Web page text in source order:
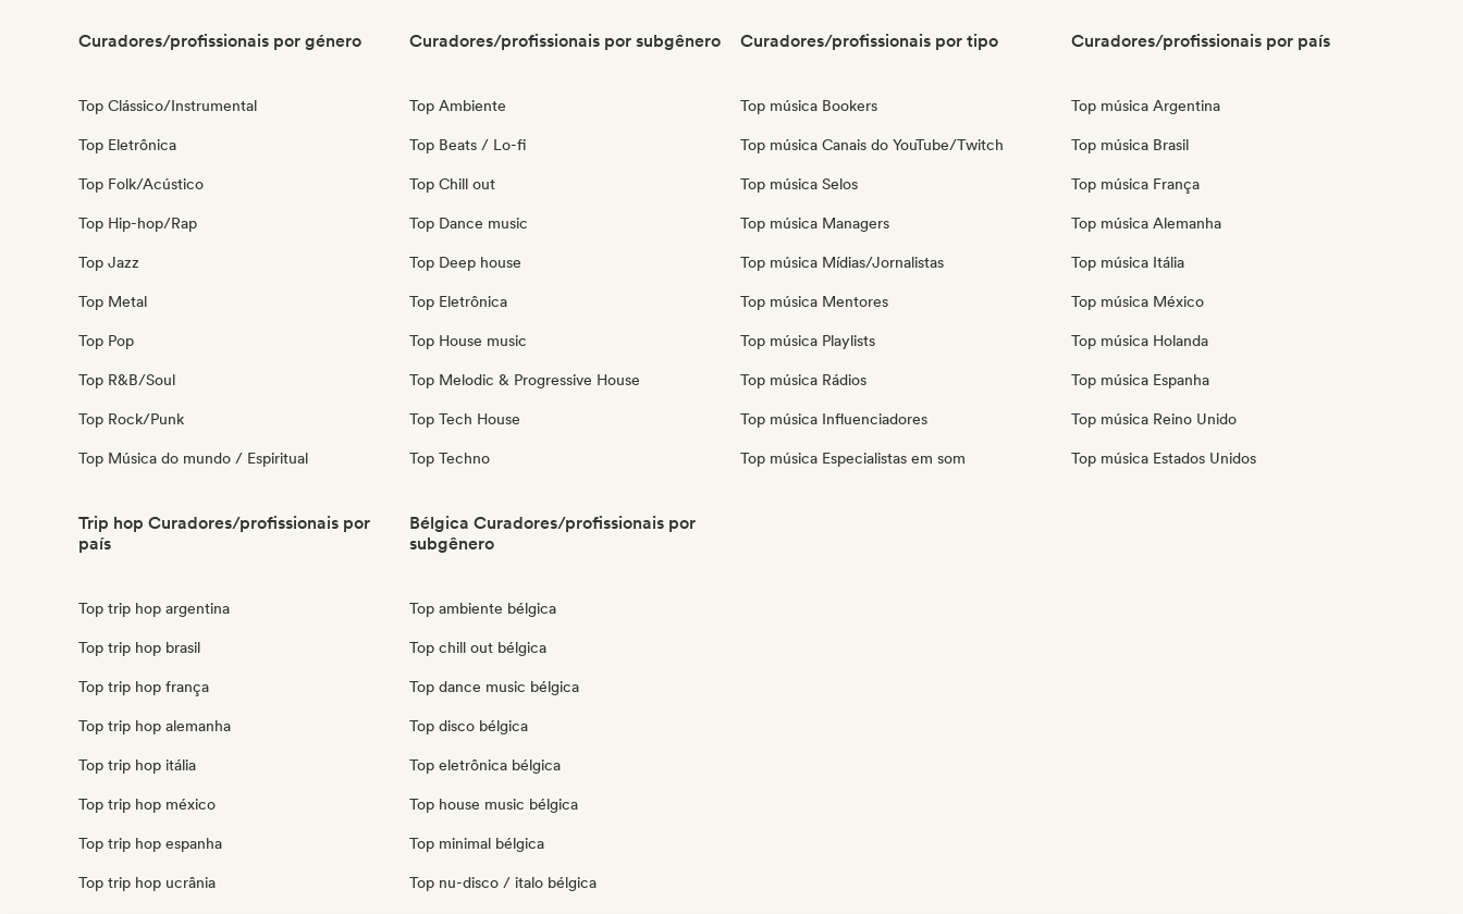
Curadores/profissionais por género
Top Clássico/Instrumental
Top Eletrônica
Top Folk/Acústico
Top Hip-hop/Rap
Top Jazz
Top Metal
Top Pop
Top R&B/Soul
Top Rock/Punk
Top Música do mundo / Espiritual
Curadores/profissionais por subgênero
Top Ambiente
Top Beats / Lo-fi
Top Chill out
Top Dance music
Top Deep house
Top Eletrônica
Top House music
Top Melodic & Progressive House
Top Tech House
Top Techno
Curadores/profissionais por tipo
Top música Bookers
Top música Canais do YouTube/Twitch
Top música Selos
Top música Managers
Top música Mídias/Jornalistas
Top música Mentores
Top música Playlists
Top música Rádios
Top música Influenciadores
Top música Especialistas em som
Curadores/profissionais por país
Top música Argentina
Top música Brasil
Top música França
Top música Alemanha
Top música Itália
Top música México
Top música Holanda
Top música Espanha
Top música Reino Unido
Top música Estados Unidos
Trip hop Curadores/profissionais por
país
Top trip hop argentina
Top trip hop brasil
Top trip hop frança
Top trip hop alemanha
Top trip hop itália
Top trip hop méxico
Top trip hop espanha
Top trip hop ucrânia
Bélgica Curadores/profissionais por
subgênero
Top ambiente bélgica
Top chill out bélgica
Top dance music bélgica
Top disco bélgica
Top eletrônica bélgica
Top house music bélgica
Top minimal bélgica
Top nu-disco / italo bélgica